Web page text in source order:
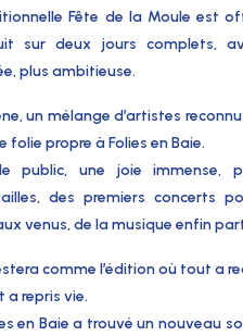
Fête de la Moule est
surdeux jours complets,
plus ambitieuse.
un mélange d’artistes
folie propre à Folies en Baie.
public, une joie immense,
des premiers concerts
venus, de la musique enfin
comme l’édition où tout a
a repris vie.
en Baie a trouvé un nouveau